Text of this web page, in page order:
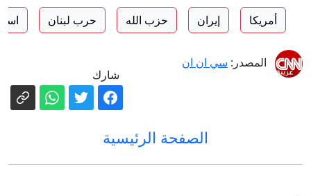
أمريكا إيران حزب الله حرب لبنان
المصدر: سي ان ان
شارك
الصفحة الرئيسية